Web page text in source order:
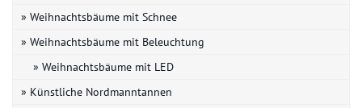
» Weihnachtsbäume mit Schnee
» Weihnachtsbäume mit Beleuchtung
» Weihnachtsbäume mit LED
» Künstliche Nordmanntannen